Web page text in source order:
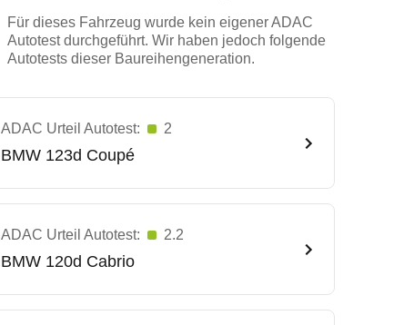
Für dieses Fahrzeug wurde kein eigener ADAC
Autotest durchgeführt. Wir haben jedoch folgende
Autotests dieser Baureihengeneration.
ADAC Urteil Autotest: 2
BMW 123d Coupé
ADAC Urteil Autotest: 2.2
BMW 120d Cabrio